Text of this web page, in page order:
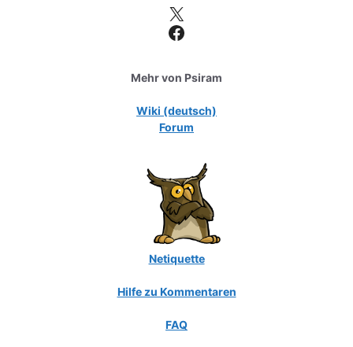
X
Facebook
Mehr von Psiram
Wiki (deutsch)
Forum
Netiquette
Hilfe zu Kommentaren
FAQ